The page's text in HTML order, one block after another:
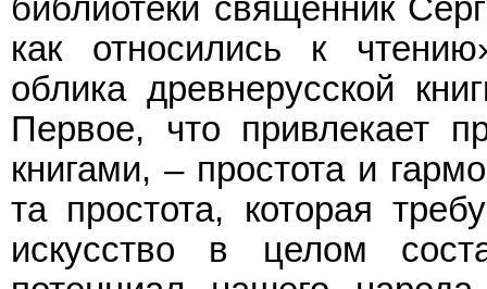
библиотеки священник
как относились к
облика древнерусской
Первое, что привлекает
книгами, – простота и
та простота, которая
искусство в целом